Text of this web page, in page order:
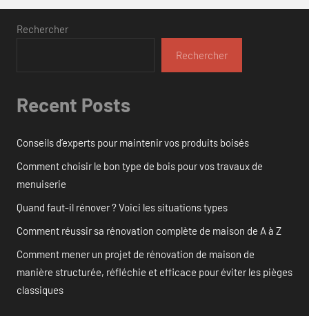
Rechercher
Rechercher
Recent Posts
Conseils d’experts pour maintenir vos produits boisés
Comment choisir le bon type de bois pour vos travaux de
menuiserie
Quand faut-il rénover ? Voici les situations types
Comment réussir sa rénovation complète de maison de A à Z
Comment mener un projet de rénovation de maison de
manière structurée, réfléchie et efficace pour éviter les pièges
classiques